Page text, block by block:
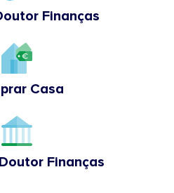
Finanças
Casa
Finanças